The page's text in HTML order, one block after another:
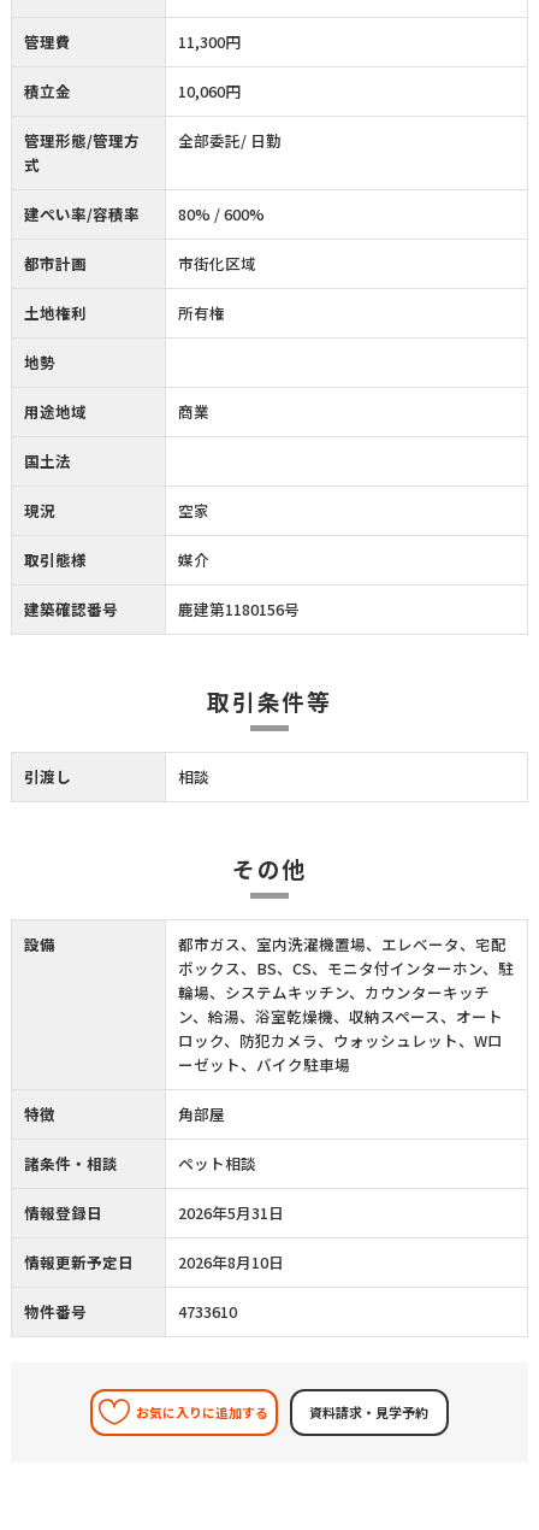
管理費 11,300円
積立金 10,060円
管理形態/管理方
式
全部委託/ 日勤
建ぺい率/容積率 80% / 600%
都市計画 市街化区域
土地権利 所有権
地勢
用途地域 商業
国土法
現況 空家
取引態様 媒介
建築確認番号 鹿建第1180156号
取引条件等
引渡し 相談
その他
設備
都市ガス、室内洗濯機置場、エレベータ、宅配
ボックス、BS、CS、モニタ付インターホン、駐
輪場、システムキッチン、カウンターキッチ
ン、給湯、浴室乾燥機、収納スペース、オート
ロック、防犯カメラ、ウォッシュレット、Wロ
ーゼット、バイク駐車場
特徴 角部屋
諸条件・相談 ペット相談
情報登録日 2026年5月31日
情報更新予定日 2026年8月10日
物件番号 4733610
お気に入りに追加する